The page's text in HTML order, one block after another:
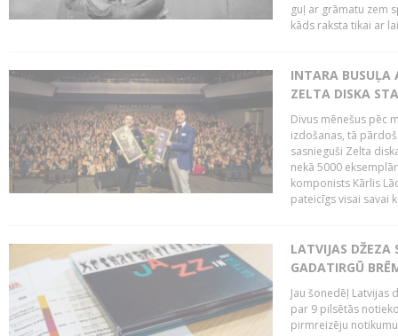
guļ ar grāmatu zem
kāds raksta tikai ar
INTARA BUSUĻA
ZELTA DISKA
Divus mēnešus pēc
izdošanas, tā
sasnieguši Zelta
nekā 5000
komponists Kārlis
pateicīgs visai savai
LATVIJAS DŽEZA
GADATIRGŪ
Jau šonedēļ Latvijas
par 9 pilsētās
pirmreizēju